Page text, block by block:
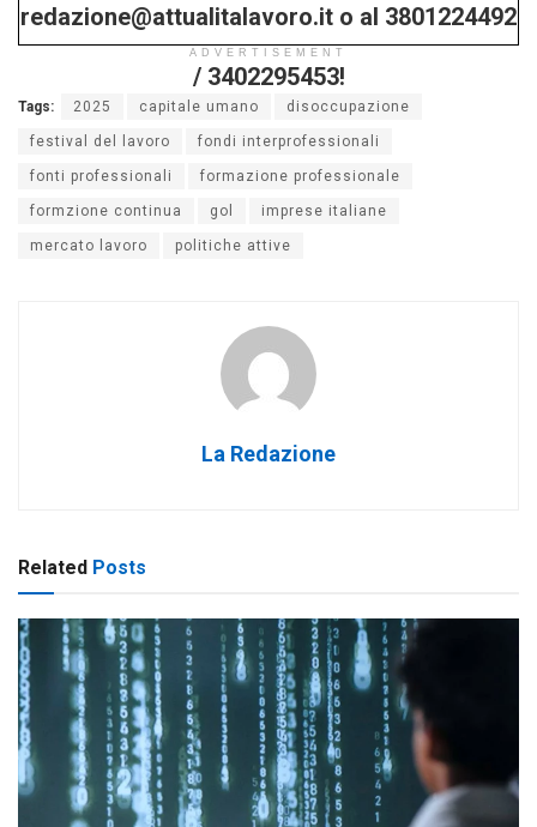
redazione@attualitalavoro.it o al 3801224492
/ 3402295453!
ADVERTISEMENT
Tags: 2025 capitale umano disoccupazione
festival del lavoro fondi interprofessionali
fonti professionali formazione professionale
formzione continua gol imprese italiane
mercato lavoro politiche attive
La Redazione
Related Posts